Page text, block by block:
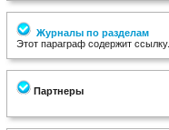
Журналы по разделам
Этот параграф содержит ссылку.
Партнеры